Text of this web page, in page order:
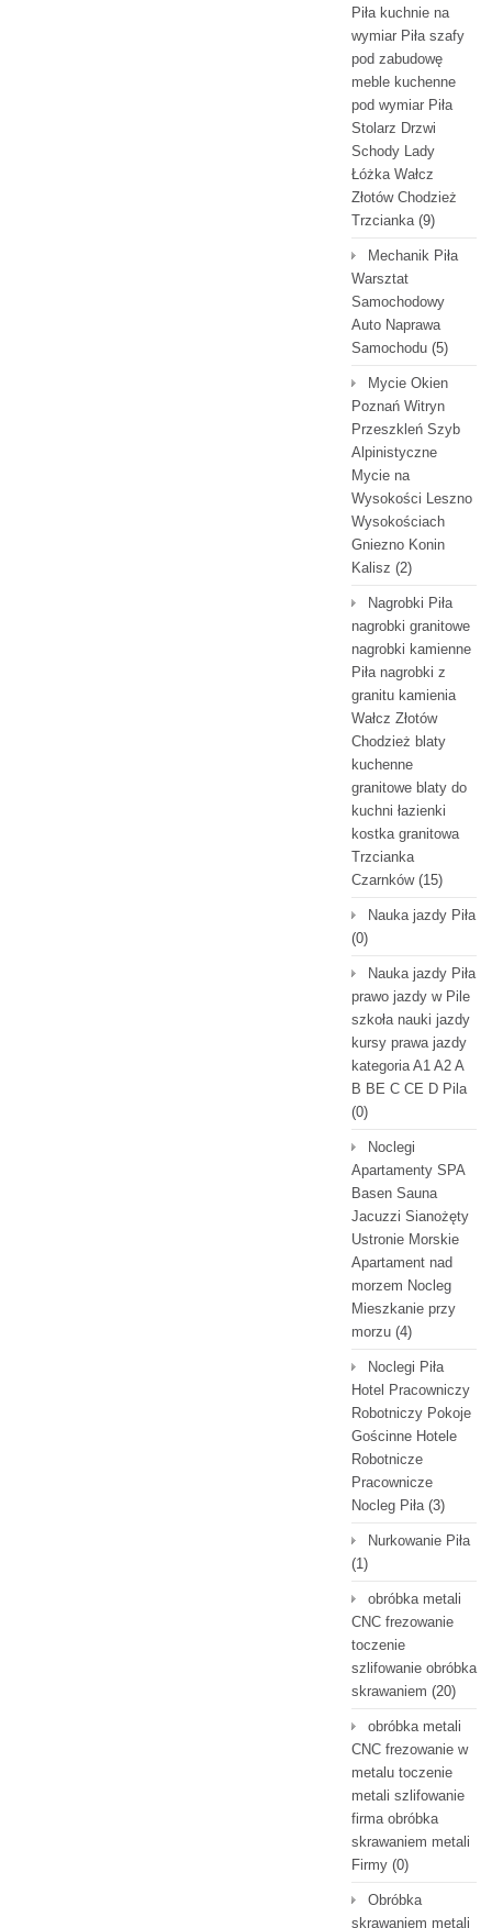
Piła kuchnie na
wymiar Piła szafy
pod zabudowę
meble kuchenne
pod wymiar Piła
Stolarz Drzwi
Schody Lady
Łóżka Wałcz
Złotów Chodzież
Trzcianka(9)
Mechanik Piła
Warsztat
Samochodowy
Auto Naprawa
Samochodu (5)
Mycie Okien
Poznań Witryn
Przeszkleń Szyb
Alpinistyczne
Mycie na
Wysokości Leszno
Wysokościach
Gniezno Konin
Kalisz (2)
Nagrobki Piła
nagrobki granitowe
nagrobki kamienne
Piła nagrobki z
granitu kamienia
Wałcz Złotów
Chodzież blaty
kuchenne
granitowe blaty do
kuchni łazienki
kostka granitowa
Trzcianka
Czarnków(15)
Nauka jazdy Piła
(0)
Nauka jazdy Piła
prawo jazdy w Pile
szkoła nauki jazdy
kursy prawa jazdy
kategoria A1 A2 A
B BE C CE D Pila
(0)
Noclegi
Apartamenty SPA
Basen Sauna
Jacuzzi Sianożęty
Ustronie Morskie
Apartament nad
morzem Nocleg
Mieszkanie przy
morzu (4)
Noclegi Piła
Hotel Pracowniczy
Robotniczy Pokoje
Gościnne Hotele
Robotnicze
Pracownicze
Nocleg Piła(3)
Nurkowanie Piła
(1)
obróbka metali
CNC frezowanie
toczenie
szlifowanie obróbka
skrawaniem (20)
obróbka metali
CNC frezowanie w
metalu toczenie
metali szlifowanie
firma obróbka
skrawaniem metali
Firmy (0)
Obróbka
skrawaniem metali